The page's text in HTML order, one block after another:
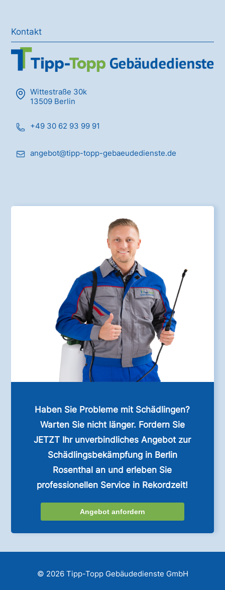
Kontakt
Wittestraße 30k
13509 Berlin
+49 30 62 93 99 91
angebot@tipp-topp-gebaeudedienste.de
Haben Sie Probleme mit Schädlingen?
Warten Sie nicht länger. Fordern Sie
JETZT Ihr unverbindliches Angebot zur
Schädlingsbekämpfung in Berlin
Rosenthal an und erleben Sie
professionellen Service in Rekordzeit!
Angebot anfordern
© 2026 Tipp-Topp Gebäudedienste GmbH